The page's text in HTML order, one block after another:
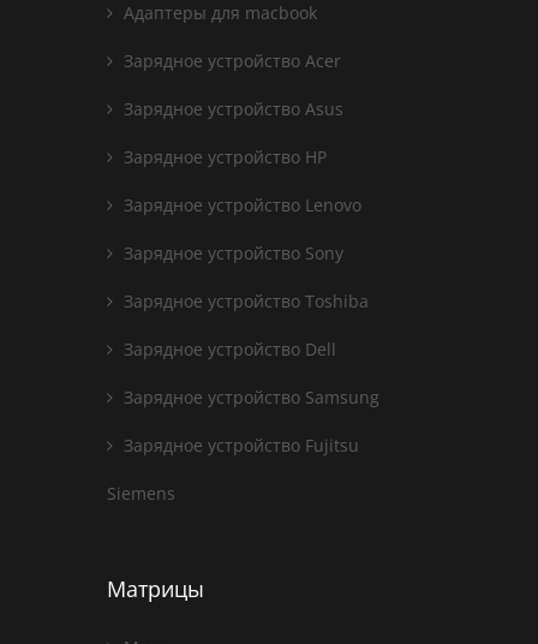
Адаптеры для macbook
Зарядное устройство Acer
Зарядное устройство Asus
Зарядное устройство HP
Зарядное устройство Lenovo
Зарядное устройство Sony
Зарядное устройство Toshiba
Зарядное устройство Dell
Зарядное устройство Samsung
Зарядное устройство Fujitsu
Siemens
Матрицы